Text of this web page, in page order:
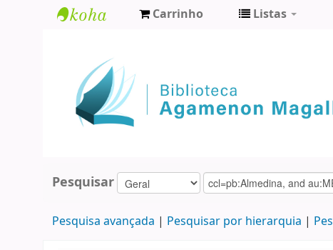
Agamenon
Magalhães
Carrinho Listas
Pesquisar
Pesquisa avançada Pesquisar por hierarquia